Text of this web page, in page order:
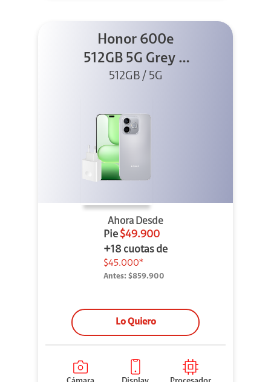
Honor 600e
512GB 5G Grey +
45W
512GB / 5G
Ahora Desde
Pie $49.900
+18 cuotas de
$45.000*
Antes: $859.900
Lo Quiero